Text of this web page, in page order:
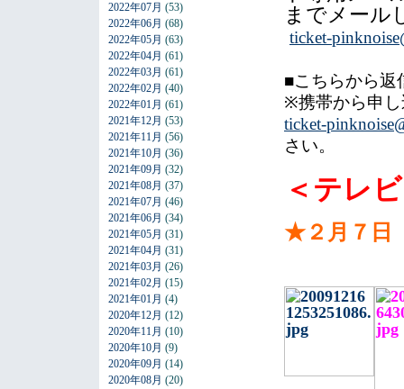
2022年07月 (53)
2022年06月 (68)
2022年05月 (63)
2022年04月 (61)
2022年03月 (61)
2022年02月 (40)
2022年01月 (61)
2021年12月 (53)
2021年11月 (56)
2021年10月 (36)
2021年09月 (32)
2021年08月 (37)
2021年07月 (46)
2021年06月 (34)
2021年05月 (31)
2021年04月 (31)
2021年03月 (26)
2021年02月 (15)
2021年01月 (4)
2020年12月 (12)
2020年11月 (10)
2020年10月 (9)
2020年09月 (14)
2020年08月 (20)
までメール
ticket-
■こちらから返
※携帯から申
ticket-
さい。
＜テレ
★２月７日